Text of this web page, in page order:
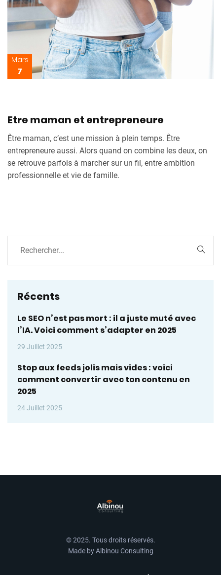
Mars
7
Etre maman et entrepreneure
Être maman, c’est une mission à plein temps. Être
entrepreneure aussi. Alors quand on combine les deux, on
se retrouve parfois à marcher sur un fil, entre ambition
professionnelle et vie de famille.
Récents
Le SEO n’est pas mort : il a juste muté avec
l’IA. Voici comment s’adapter en 2025
29 Juillet 2025
Stop aux feeds jolis mais vides : voici
comment convertir avec ton contenu en
2025
24 Juillet 2025
© 2025. Tous droits réservés.
Made by Albinou Consulting